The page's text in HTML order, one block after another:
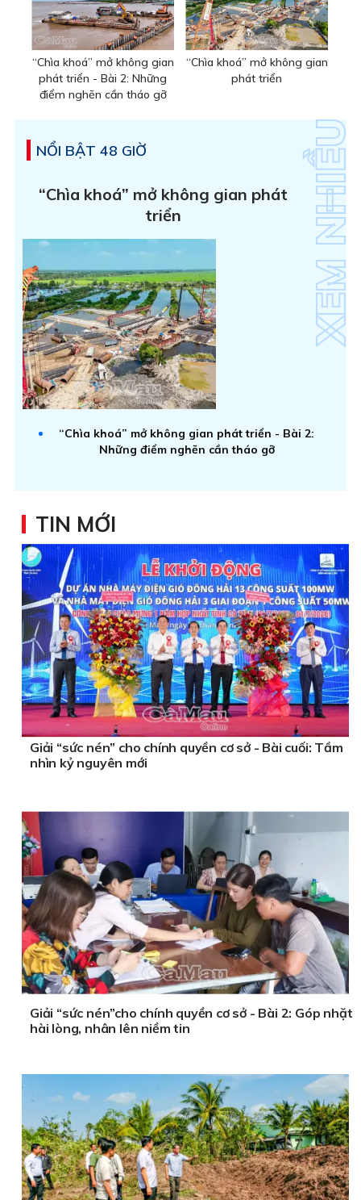
“Chìa khoá” mở không gian
phát triển - Bài 2: Những
điểm nghẽn cần tháo gỡ
“Chìa khoá” mở không gian
phát triển
NỔI BẬT 48 GIỜ
“Chìa khoá” mở không gian phát
triển
“Chìa khoá” mở không gian phát triển - Bài 2:
Những điểm nghẽn cần tháo gỡ
TIN MỚI
Giải “sức nén” cho chính quyền cơ sở - Bài cuối: Tầm
nhìn kỷ nguyên mới
Giải “sức nén”cho chính quyền cơ sở - Bài 2: Góp nhặt
hài lòng, nhân lên niềm tin